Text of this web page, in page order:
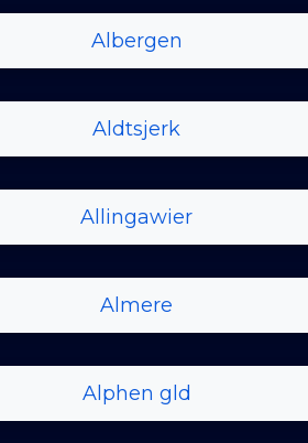
Albergen
Aldtsjerk
Allingawier
Almere
Alphen gld